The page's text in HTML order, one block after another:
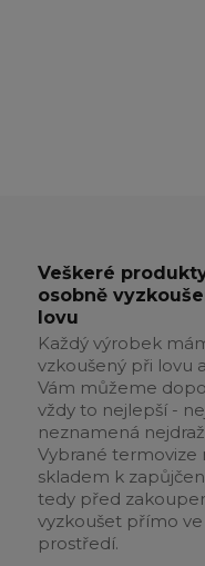
Veškeré
osobně
lovu
Každý výrobek
vzkoušený při lovu
Vám můžeme
vždy to nejlepší -
neznamená
Vybrané termovize
skladem k
tedy před
vyzkoušet přímo ve
prostředí.